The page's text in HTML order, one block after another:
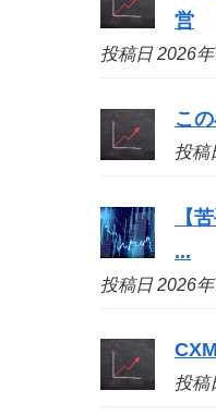
営
投稿日 2026
こ
投稿
【
...
投稿日 2026
投稿